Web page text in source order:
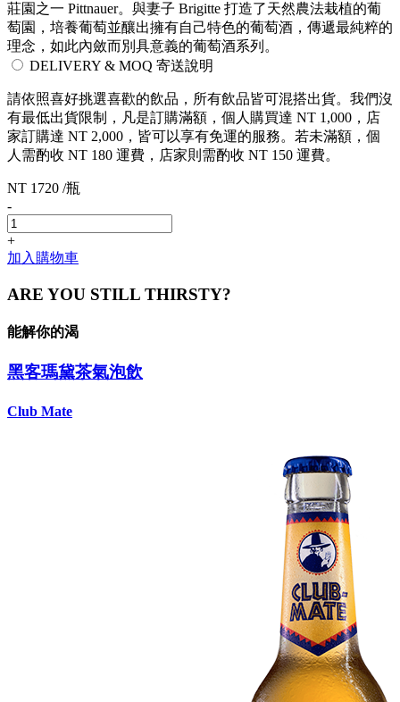
莊園之一 Pittnauer。與妻子 Brigitte 打造了天然農法栽植的葡
萄園，培養葡萄並釀出擁有自己特色的葡萄酒，傳遞最純粹的
理念，如此內斂而別具意義的葡萄酒系列。
DELIVERY & MOQ 寄送說明
請依照喜好挑選喜歡的飲品，所有飲品皆可混搭出貨。我們沒
有最低出貨限制，凡是訂購滿額，個人購買達 NT 1,000，店
家訂購達 NT 2,000，皆可以享有免運的服務。若未滿額，個
人需酌收 NT 180 運費，店家則需酌收 NT 150 運費。
NT 1720 /瓶
-
+
加入購物車
ARE YOU STILL THIRSTY?
能解你的渴
黑客瑪黛茶氣泡飲
Club Mate